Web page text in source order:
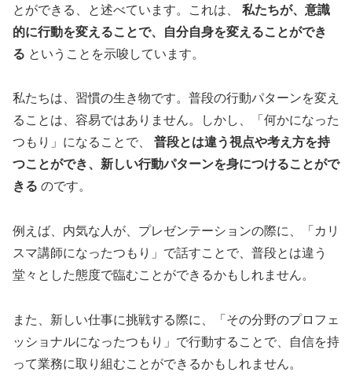
とができる、と述べています。これは、 私たちが、意識
的に行動を変えることで、自分自身を変えることができ
る ということを示唆しています。
私たちは、習慣の生き物です。普段の行動パターンを変え
ることは、容易ではありません。しかし、「何かになった
つもり」になることで、 普段とは違う視点や考え方を持
つことができ、新しい行動パターンを身につけることがで
きる のです。
例えば、内気な人が、プレゼンテーションの際に、「カリ
スマ講師になったつもり」で話すことで、普段とは違う
堂々とした態度で臨むことができるかもしれません。
また、新しい仕事に挑戦する際に、「その分野のプロフェ
ッショナルになったつもり」で行動することで、自信を持
って業務に取り組むことができるかもしれません。